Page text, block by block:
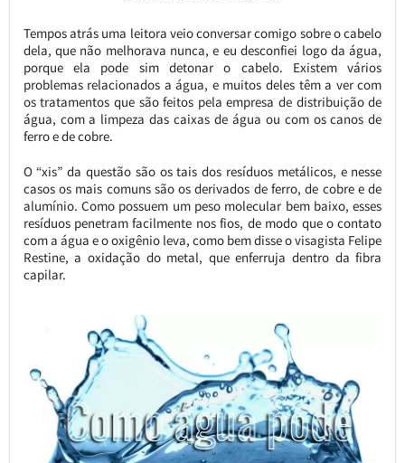
Tempos atrás uma leitora veio conversar comigo sobre o cabelo
dela, que não melhorava nunca, e eu desconfiei logo da água,
porque ela pode sim detonar o cabelo. Existem vários
problemas relacionados a água, e muitos deles têm a ver com
os tratamentos que são feitos pela empresa de distribuição de
água, com a limpeza das caixas de água ou com os canos de
ferro e de cobre.
O “xis” da questão são os tais dos resíduos metálicos, e nesse
casos os mais comuns são os derivados de ferro, de cobre e de
alumínio. Como possuem um peso molecular bem baixo, esses
resíduos penetram facilmente nos fios, de modo que o contato
com a água e o oxigênio leva, como bem disse o visagista Felipe
Restine, a oxidação do metal, que enferruja dentro da fibra
capilar.